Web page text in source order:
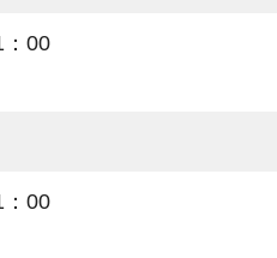
00 ③11：00
00 ③11：00